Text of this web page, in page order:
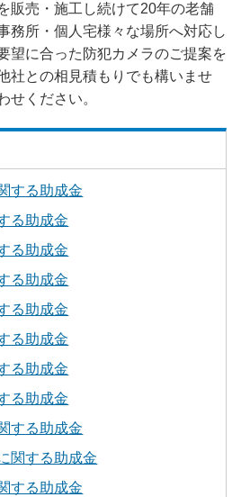
販売・施工し続けて20年の老舗
務所・個人宅様々な場所へ対応し
望に合った防犯カメラのご提案を
社との相見積もりでも構いませ
せください。
する助成金
る助成金
る助成金
る助成金
る助成金
る助成金
る助成金
る助成金
する助成金
関する助成金
する助成金